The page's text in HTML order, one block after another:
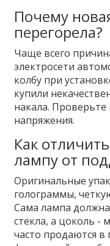
Почему
перегорела?
Чаще всего
электросети
колбу при
купили
накала. Проверьте
напряжения.
Как
лампу от
Оригинальные
голограммы,
Сама лампа
стекла, а цоколь
часто продаются в